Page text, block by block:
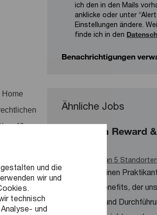
und die
wir und
technisch
und
Home
40
und
ich den in den Mails
anklicke oder unter
Einstellungen ändere.
finde ich in den
Benachrichtigungen
Ähnliche Jobs
Praktikum Reward
Verfügbar an 5 Standorten
Wir suchen einen
Reward & Benefits, der
Konzeption und